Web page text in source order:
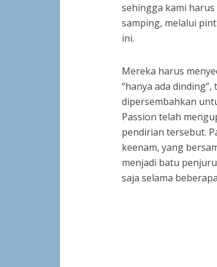
sehingga kami
samping, melalui
ini.
Mereka harus
“hanya ada
dipersembahkan
Passion telah
pendirian tersebut.
keenam, yang
menjadi batu
saja selama